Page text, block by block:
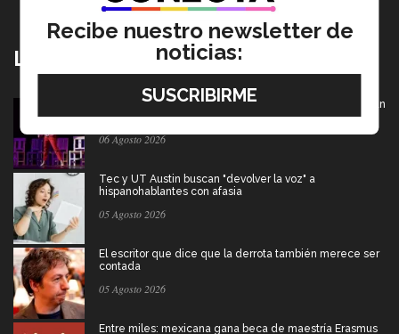
Lo más nuevo
De PrepaTec Qro al mundo: el escenario donde nació un
gran sueño
06 Agosto 2026
Tec y UT Austin buscan "devolver la voz" a
hispanohablantes con afasia
05 Agosto 2026
El escritor que dice que la derrota también merece ser
contada
05 Agosto 2026
Entre miles: mexicana gana beca de maestría Erasmus
Recibe nuestro newsletter de
noticias: